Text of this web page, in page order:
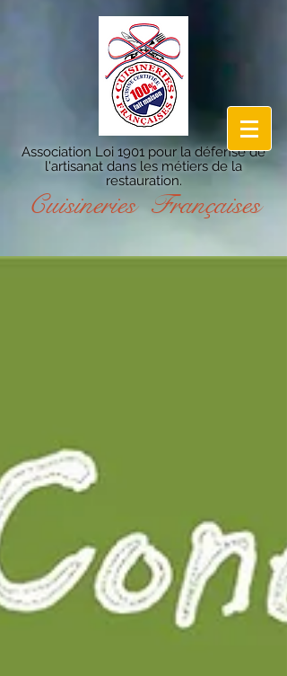
Association Loi 1901 pour la défense de
l'artisanat dans les métiers de la
restauration.
Cuisineries Françaises